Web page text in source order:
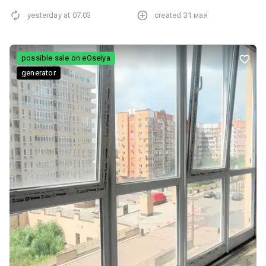
перекриття. В будинку є повноцінне сучасне укриття! Компанія
українською, англійською та російською мовами. Вартість
квартири – 36 тис. дол. + агентські послуги
yesterday at 07:03 created 31 мая
possible sale on eOselya
generator